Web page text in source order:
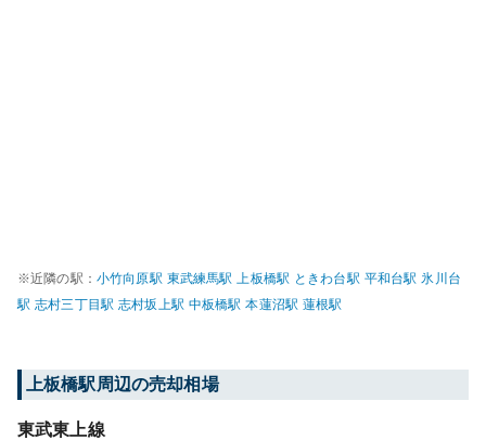
※近隣の駅： 小竹向原駅 東武練馬駅 上板橋駅 ときわ台駅 平和台駅 氷川台
駅 志村三丁目駅 志村坂上駅 中板橋駅 本蓮沼駅 蓮根駅
上板橋駅周辺の売却相場
東武東上線